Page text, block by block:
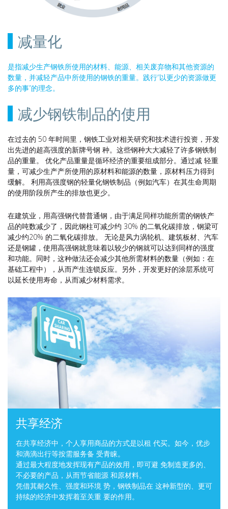
减量化
是指减少生产钢铁所使用的材料、能源、相关废弃物和其他资源的
数量，并减轻产品中所使用的钢铁的重量。践行“以更少的资源做更
多的事”的理念。
减少钢铁制品的使用
在过去的 50 年时间里，钢铁工业对相关研究和技术进行投资，开发
出先进的超高强度的新牌号钢 种。这些钢种大大减轻了许多钢铁制
品的重量。 优化产品重量是循环经济的重要组成部分。通过减 轻重
量，可减少生产产所使用的原材料和能源的数量，原材料压力得到
缓解。 利用高强度钢的轻量化钢铁制品（例如汽车）在其生命周期
的使用阶段所产生的排放也更少。
在建筑业，用高强钢代替普通钢，由于满足同样功能所需的钢铁产
品的吨数减少了，因此钢柱可减少约 30% 的二氧化碳排放，钢梁可
减少约20% 的二氧化碳排放。 无论是风力涡轮机、建筑板材、汽车
还是钢罐，使用高强钢就意味着以较少的钢就可以达到同样的强度
和功能。同时，这种做法还会减少其他所需材料的数量（例如：在
基础工程中），从而产生连锁反应。另外，开发更好的涂层系统可
以延长使用寿命，从而减少材料需求。
共享经济
在共享经济中，个人享用商品的方式是以租 代买。如今，优步
和滴滴出行等按需服务备 受青睐。
通过最大程度地发挥现有产品的效用，即可避 免制造更多的、
不必要的产品，从而节省能源 和原材料。
凭借其耐久性、强度和环境 势，钢铁制品在 这种新型的、更可
持续的经济中发挥着至关重 要的作用。